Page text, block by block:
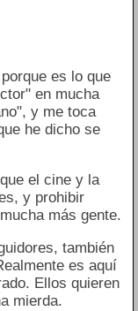
es lo que
en mucha
y me toca
he dicho se
el cine y la
y prohibir
más gente.
también
es aquí
Ellos quieren
mierda.